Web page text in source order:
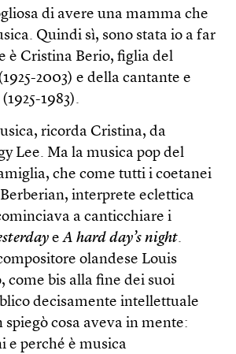
di avere una mamma che
Quindi sì, sono stata io a far
è Cristina Berio, figlia del
2003) e della cantante e
1983).
ricorda Cristina, da
Lee. Ma la musica pop del
che come tutti i coetanei
interprete eclettica
a canticchiare i
eA hard day’s night.
olandese Louis
come bis alla fine dei suoi
decisamente intellettuale
cosa aveva in mente:
e perché è musica